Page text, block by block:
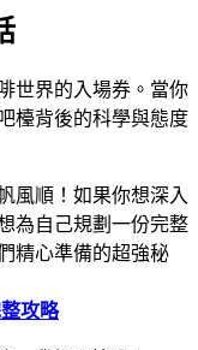
世界的入場券。當你
檯背後的科學與態度
風順！如果你想深入
為自己規劃一份完整
精心準備的超強秘
攻略